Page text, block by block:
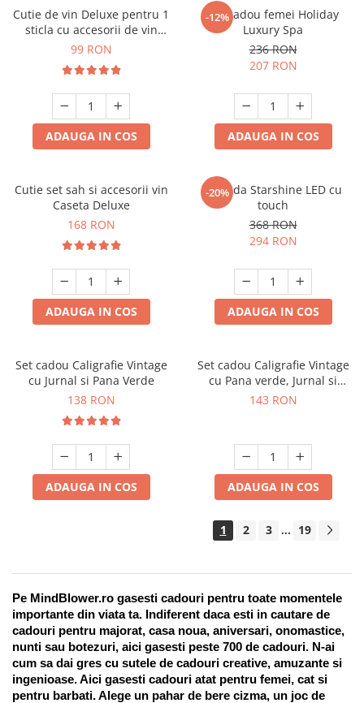
Cutie de vin Deluxe pentru 1
sticla cu accesorii de vin
incluse piele ecologica de
99 RON
ADAUGA IN COS
-12%
Set cadou femei Holiday
Luxury Spa
236 RON
207 RON
ADAUGA IN COS
Cutie set sah si accesorii vin
Caseta Deluxe
168 RON
ADAUGA IN COS
-20%
Oglinda Starshine LED cu
touch
368 RON
294 RON
ADAUGA IN COS
Set cadou Caligrafie Vintage
cu Jurnal si Pana Verde
138 RON
ADAUGA IN COS
Set cadou Caligrafie Vintage
cu Pana verde, Jurnal si
Suport pentru stilou, 9 piese
143 RON
ADAUGA IN COS
1 2 3 ... 19
Pe MindBlower.ro gasesti cadouri pentru toate momentele
importante din viata ta. Indiferent daca esti in cautare de
cadouri pentru majorat, casa noua, aniversari, onomastice,
nunti sau botezuri, aici gasesti peste 700 de cadouri. N-ai
cum sa dai gres cu sutele de cadouri creative, amuzante si
ingenioase. Aici gasesti cadouri atat pentru femei, cat si
pentru barbati. Alege un pahar de bere cizma, un joc de